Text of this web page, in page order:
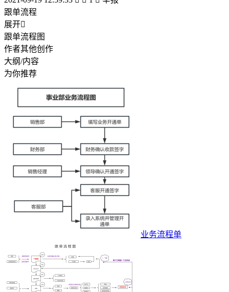
跟单流程
展开
跟单流程图
作者其他创作
大纲/内容
为你推荐
业务流程单